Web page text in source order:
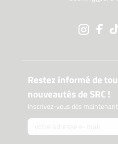
Restez informé de
nouveautés de SRC !
Inscrivez-vous dès